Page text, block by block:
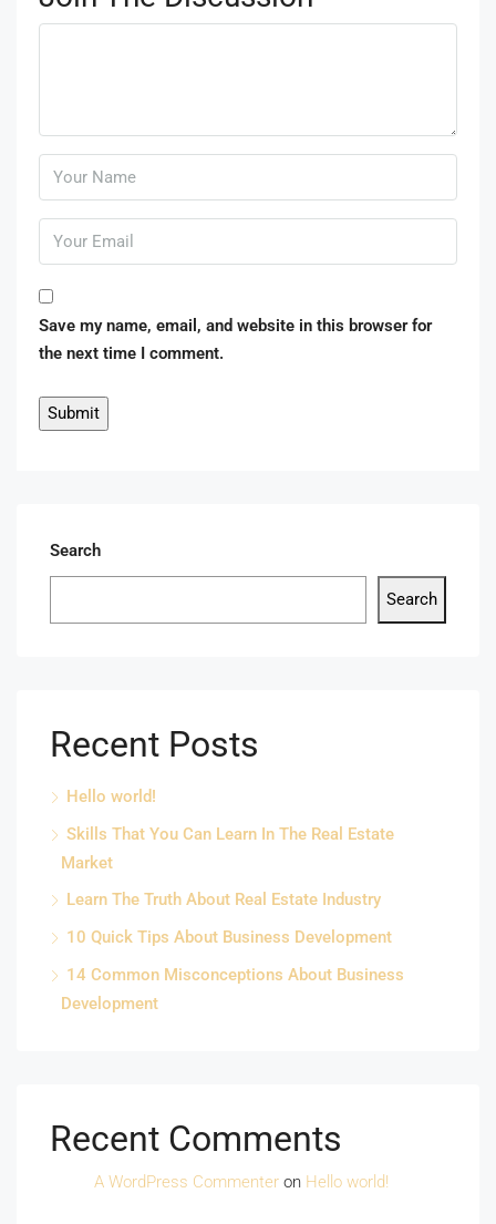
Save my name, email, and website in this browser for
the next time I comment.
Search
Search
Recent Posts
Hello world!
Skills That You Can Learn In The Real Estate
Market
Learn The Truth About Real Estate Industry
10 Quick Tips About Business Development
14 Common Misconceptions About Business
Development
Recent Comments
A WordPress Commenter on Hello world!